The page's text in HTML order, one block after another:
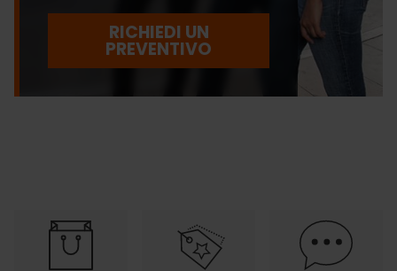
RICHIEDI UN
PREVENTIVO